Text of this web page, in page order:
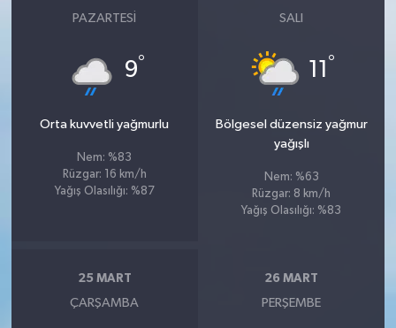
PAZARTESI
9°
Orta kuvvetli yağmurlu
Nem: %83
Rüzgar: 16 km/h
Yağış Olasılığı: %87
SALI
11 °
Bölgesel düzensiz yağmur
yağışlı
Nem: %63
Rüzgar: 8 km/h
Yağış Olasılığı: %83
25 MART
ÇARŞAMBA
26 MART
PERŞEMBE